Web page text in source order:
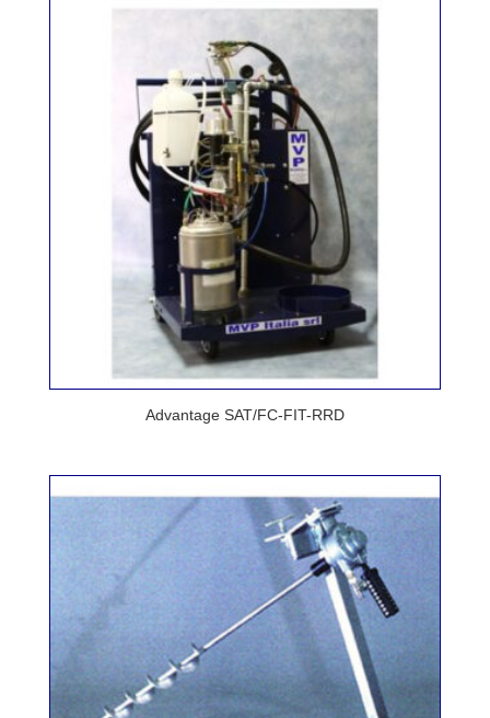
Advantage SAT/FC-FIT-RRD